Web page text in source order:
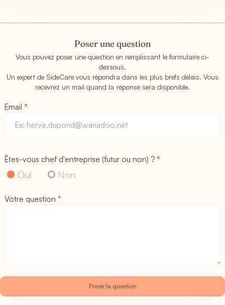
Poser une question
Vous pouvez poser une question en remplissant le formulaire ci-
dessous.
Un expert de SideCare vous répondra dans les plus brefs délais. Vous
recevrez un mail quand la réponse sera disponible.
Email*
Êtes-vous chef d'entreprise (futur ou non) ?*
Oui Non
Votre question*